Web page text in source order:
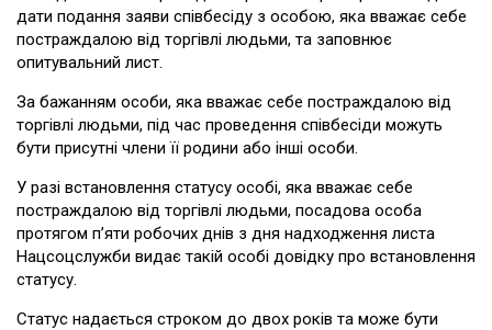
дати подання заяви співбесіду з особою, яка вважає себе
постраждалою від торгівлі людьми, та заповнює
опитувальний лист.
За бажанням особи, яка вважає себе постраждалою від
торгівлі людьми, під час проведення співбесіди можуть
бути присутні члени її родини або інші особи.
У разі встановлення статусу особі, яка вважає себе
постраждалою від торгівлі людьми, посадова особа
протягом п’яти робочих днів з дня надходження листа
Нацсоцслужби видає такій особі довідку про встановлення
статусу.
Статус надається строком до двох років та може бути